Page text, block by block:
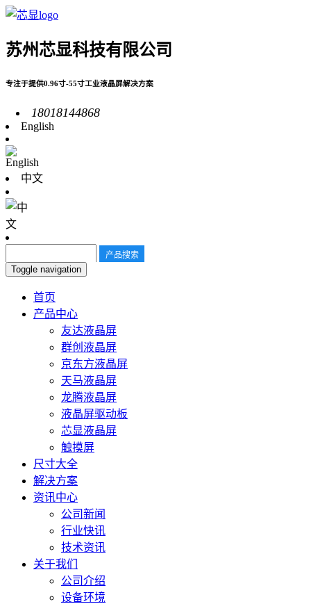
苏州芯显科技有限公司
专注于提供0.96寸-55寸工业液晶屏解决方案
18018144868
English
中文
Toggle navigation
首页
产品中心
友达液晶屏
群创液晶屏
京东方液晶屏
天马液晶屏
龙腾液晶屏
液晶屏驱动板
芯显液晶屏
触摸屏
尺寸大全
解决方案
资讯中心
公司新闻
行业快讯
技术资讯
关于我们
公司介绍
设备环境